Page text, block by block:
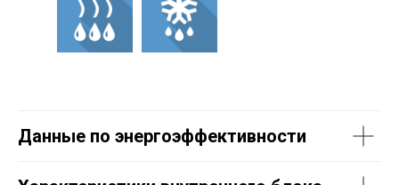
Данные по энергоэффективности